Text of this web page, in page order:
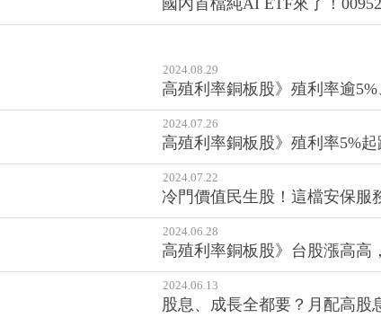
2024.09.18
2檔台股ETF接力開募，以股
國內首檔純AI ETF來了！
2024.08.29
高殖利率銅板股》殖利率逾
2024.07.26
高殖利率銅板股》殖利率5%
2024.07.22
冷門價值民生股！這檔安保服
2024.06.28